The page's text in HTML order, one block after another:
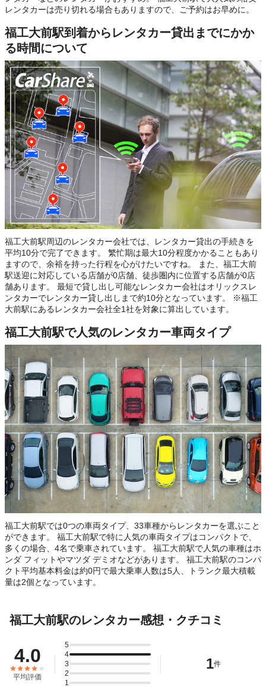
レンタカーは売り切れる場合もありますので、ご予約はお早めに。
福工大前駅到着からレンタカー貸出までにかか
る時間について
福工大前駅周辺のレンタカー会社では、レンタカー貸出の手続きを
平均10分で完了できます。 繁忙期は最大10分程度かかることもあり
ますので、余裕を持った行程を心がけたいですね。 また、福工大前
駅送迎に対応している店舗が0店舗、徒歩圏内に位置する店舗が0店
舗あります。 最短で貸し出し可能なレンタカー会社はオリックスレ
ンタカーでレンタカー貸し出しまで約10分となっています。 ※福工
大前駅にあるレンタカー会社全1社を対象に算出しています。
福工大前駅で人気のレンタカー車両タイプ
福工大前駅では0つの車両タイプ、33車種からレンタカーを選ぶこと
ができます。 福工大前駅で特に人気の車両タイプはコンパクトで、
多くの場合、4名で乗車されています。 福工大前駅で人気の車種はホ
ンダ フィットやマツダ デミオなどがあります。 福工大前駅のコンパ
クト平均基本料金は約0円で最大乗車人数は5人、トランク最大積載
量は2個となっています。
福工大前駅のレンタカー感想・クチコミ
4.0
平均評価
5
4
3
2
1
1件